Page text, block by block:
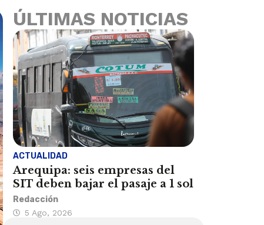
ÚLTIMAS NOTICIAS
ACTUALIDAD
Arequipa: seis empresas del
SIT deben bajar el pasaje a 1 sol
Redacción
5 Ago, 2026